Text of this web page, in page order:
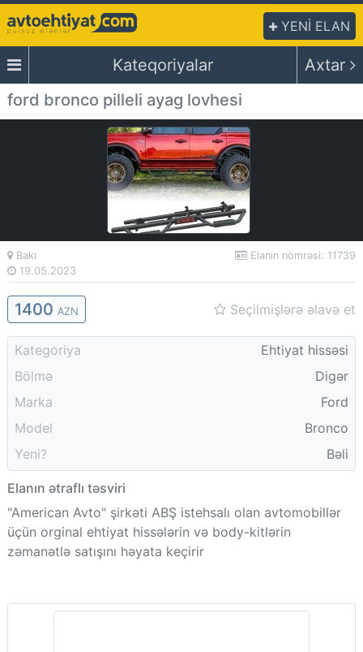
YENİ ELAN
Kateqoriyalar
Axtar
ford bronco pilleli ayag lovhesi
Bakı
19.05.2023
Elanın nömrəsi: 11739
1400 AZN Seçilmişlərə əlavə et
Kategoriya
Ehtiyat hissəsi
Bölmə
Digər
Marka
Ford
Model
Bronco
Yeni?
Bəli
Elanın ətraflı təsviri
"American Avto" şirkəti ABŞ istehsalı olan avtomobillər
üçün orginal ehtiyat hissələrin və body-kitlərin
zəmanətlə satışını həyata keçirir